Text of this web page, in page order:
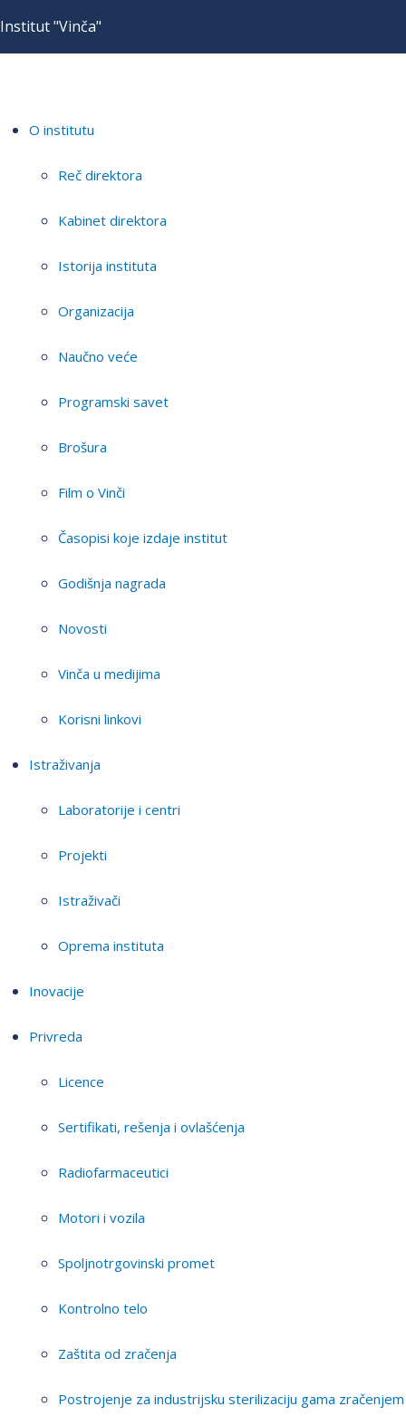
Institut "Vinča"
O institutu
Reč direktora
Kabinet direktora
Istorija instituta
Organizacija
Naučno veće
Programski savet
Brošura
Film o Vinči
Časopisi koje izdaje institut
Godišnja nagrada
Novosti
Vinča u medijima
Korisni linkovi
Istraživanja
Laboratorije i centri
Projekti
Istraživači
Oprema instituta
Inovacije
Privreda
Licence
Sertifikati, rešenja i ovlašćenja
Radiofarmaceutici
Motori i vozila
Spoljnotrgovinski promet
Kontrolno telo
Zaštita od zračenja
Postrojenje za industrijsku sterilizaciju gama zračenjem